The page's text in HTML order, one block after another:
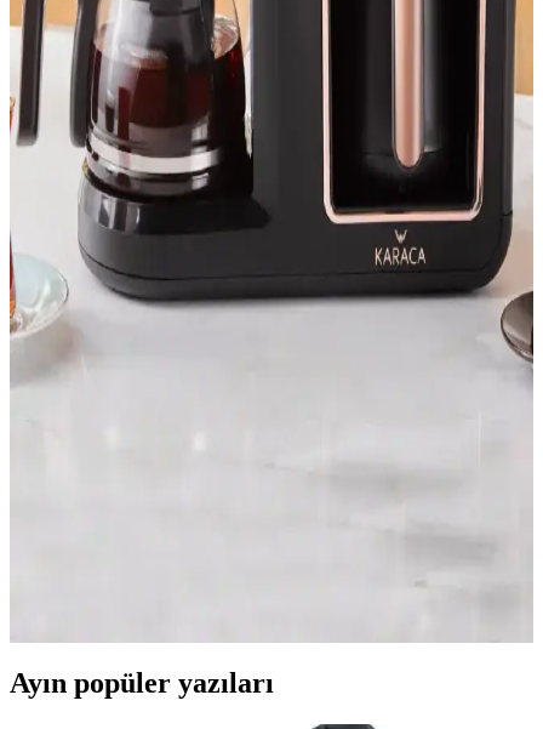
Grundig TM 4961, 1,8 L su ısıtıcısı ve 0,8 L cam demlik içeren çift
işlevli bir mutfak cihazıdır. 1650 W güç, otomatik kapanma ve susuz
çalışma koruması güvenli kullanım sağlar; 360° dönen taban pratik
konumlandırma sunar.
Arzum Çaycı Lux AR3051 Çay Makinesi: Modern
Tasarım ve Yüksek Performanslı Çay Demleme
Arzum'un modern tasarıma sahip AR3051 modeli, yüksek güç ve
büyük kapasitesiyle hızlı ve verimli çay demleme imkanı sunar. Şık
görünüm ve kullanışlı özellikleriyle mutfaklarınızın vazgeçilmezi
olur.
Kiwi Elektrikli Semaver Ktm-2930: Modern
Tasarım ve Yüksek Performanslı Çay Makinesi
özellikleriyle kahve ve çay keyfini artıran kullanışlı bir mutfak
Ayın popüler yazıları